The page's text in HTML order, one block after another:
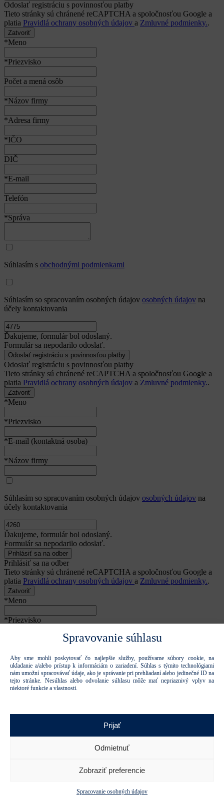
Spravovanie súhlasu
Aby sme mohli poskytovať čo najlepšie služby, používame súbory cookie, na
ukladanie a/alebo prístup k informáciám o zariadení. Súhlas s týmito technológiami
nám umožní spracovávať údaje, ako je správanie pri prehliadaní alebo jedinečné ID na
tejto stránke. Nesúhlas alebo odvolanie súhlasu môže mať nepriaznivý vplyv na
niektoré funkcie a vlastnosti.
Prijať
Odmietnuť
Zobraziť preferencie
Spracovanie osobných údajov
Odoslať registráciu s povinnosťou platby
Tieto stránky sú chránené reCAPTCHA a spoločnosťou Google a
platia Pravidlá ochrany osobných údajov a Zmluvné podmienky..
Zatvoriť
*Meno
*Priezvisko
Počet a mená osôb
*Názov firmy
*Adresa firmy
*IČO
DIČ
*E-mail
Telefón
*Správa
Súhlasím s obchodnými podmienkami
Súhlasím so spracovaním osobných údajov osobných údajov na
účely kontaktovania
Ďakujeme, formulár bol odoslaný.
Formulár sa nepodarilo odoslať.
Odoslať registráciu s povinnosťou platby
Tieto stránky sú chránené reCAPTCHA a spoločnosťou Google a
platia Pravidlá ochrany osobných údajov a Zmluvné podmienky..
Zatvoriť
*Meno
*Priezvisko
*E-mail (kontaktná osoba)
*Názov firmy
Súhlasím so spracovaním osobných údajov osobných údajov na
účely kontaktovania
Ďakujeme, formulár bol odoslaný.
Formulár sa nepodarilo odoslať.
Prihlásiť sa na odber
Tieto stránky sú chránené reCAPTCHA a spoločnosťou Google a
platia Pravidlá ochrany osobných údajov a Zmluvné podmienky..
Zatvoriť
*Meno
*Priezvisko
*E-mail
Telefón
Vyberte dátumy Seminárov INOVATO Piešťany na ktoré sa chcete
registrovat:
8.2.2022 - Stratégia v turbulentných časoch